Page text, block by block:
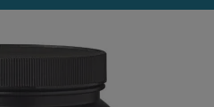
is leeg.